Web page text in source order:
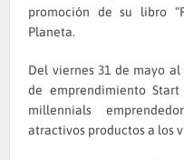
promoción de su libro
Planeta.
Del viernes 31 de mayo
de emprendimiento
millennials
atractivos productos a los